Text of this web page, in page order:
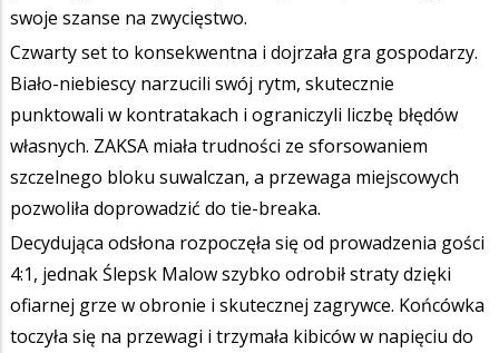
swoje szanse na zwycięstwo.
Czwarty set to konsekwentna i dojrzała gra gospodarzy.
Biało-niebiescy narzucili swój rytm, skutecznie
punktowali w kontratakach i ograniczyli liczbę błędów
własnych. ZAKSA miała trudności ze sforsowaniem
szczelnego bloku suwalczan, a przewaga miejscowych
pozwoliła doprowadzić do tie-breaka.
Decydująca odsłona rozpoczęła się od prowadzenia gości
4:1, jednak Ślepsk Malow szybko odrobił straty dzięki
ofiarnej grze w obronie i skutecznej zagrywce. Końcówka
toczyła się na przewagi i trzymała kibiców w napięciu do